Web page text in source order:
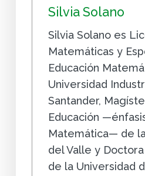
Silvia Solano
Silvia Solano es
Matemáticas y
Educación
Universidad
Santander,
Educación
Matemática— de
del Valle y
de la Universidad